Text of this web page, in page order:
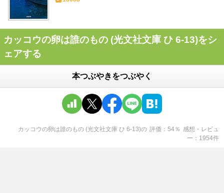
カッコウの卵は誰のもの (光文社文庫 ひ 6-13)をシ
ェアする
本つぶやきをつぶやく
カッコウの卵は誰のもの (光文社文庫 ひ 6-13)の 評価 54％ 感想・レビュ
ー
1954件